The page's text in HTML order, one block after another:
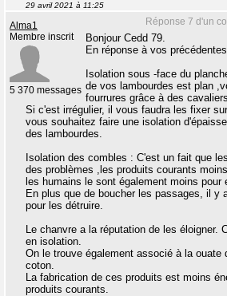
29 avril 2021 à 11:25
Réponse 7 d'un
Alma1
Membre inscrit
5 370 messages
Bonjour Cedd 79.
En réponse à vos
Isolation sous -face du
de vos lambourdes est plan
fourrures grâce à des
Si c'est irrégulier, il vous faudra les fixer
vous souhaitez faire une isolation
des lambourdes.
Isolation des combles : C'est un fait que
des problèmes ,les produits courants
les humains le sont également moins pour
En plus que de boucher les passages, il y
pour les détruire.
Le chanvre a la réputation de les éloigner.
en isolation.
On le trouve également associé à la ouate
coton.
La fabrication de ces produits est moins
produits courants.